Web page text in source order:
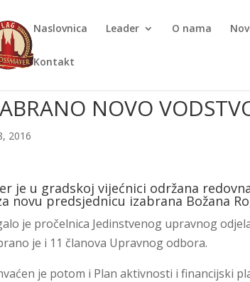
Naslovnica Leader O nama
Kontakt
NOVO
2016
je u gradskoj vijećnici održana
novu predsjednicu izabrana Božana
je pročelnica Jedinstvenog upravnog
je i 11 članova Upravnog odbora.
je potom i Plan aktivnosti i financijski